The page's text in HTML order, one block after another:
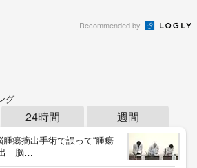
Recommended by
グ
24時間 週間
腫瘍摘出手術で誤って“腫瘍
脳…